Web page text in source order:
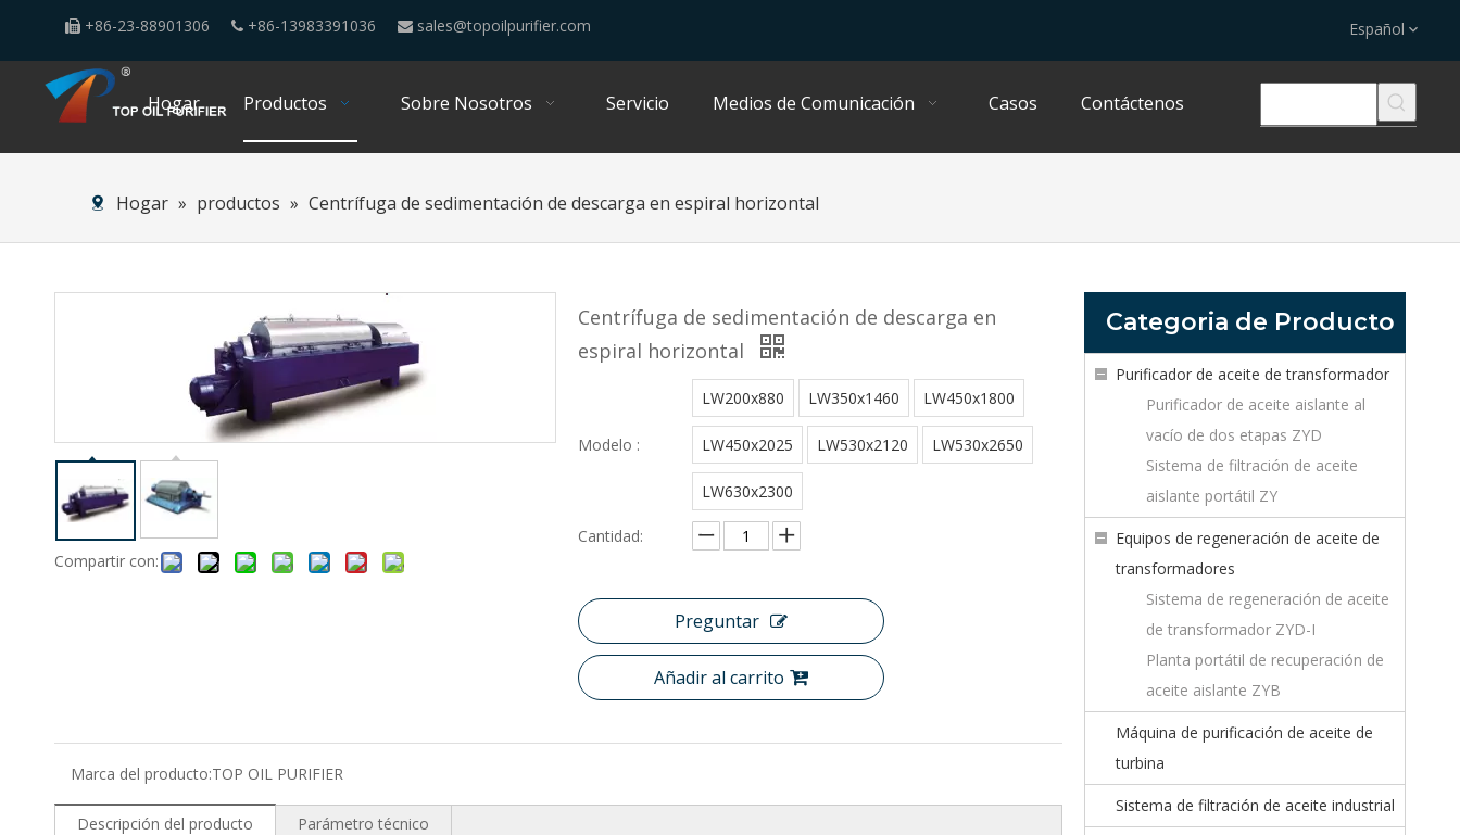
 +86-23-88901306  +86-13983391036  sales@topoilpurifier.com Español
Hogar Productos Sobre Nosotros Servicio Medios de Comunicación Casos Contáctenos
Hogar » productos » Centrífuga de sedimentación de descarga en espiral horizontal
Compartir con:
Centrífuga de sedimentación de descarga en
espiral horizontal
Modelo :
LW200x880 LW350x1460 LW450x1800
LW450x2025 LW530x2120 LW530x2650
LW630x2300
Cantidad:
Preguntar
Añadir al carrito
Marca del producto:TOP OIL PURIFIER
Descripción del producto Parámetro técnico
Categoria de Producto
Purificador de aceite de transformador
Purificador de aceite aislante al
vacío de dos etapas ZYD
Sistema de filtración de aceite
aislante portátil ZY
Equipos de regeneración de aceite de
transformadores
Sistema de regeneración de aceite
de transformador ZYD-I
Planta portátil de recuperación de
aceite aislante ZYB
Máquina de purificación de aceite de
turbina
Sistema de filtración de aceite industrial